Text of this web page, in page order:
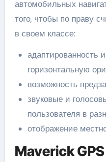
автомобильных
того, чтобы по праву
в своем классе:
адаптированность
горизонтальную
возможность
звуковые и
пользователя в
отображение
Maverick